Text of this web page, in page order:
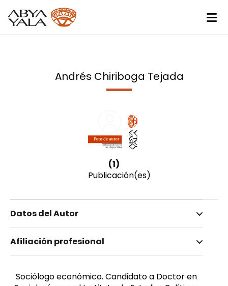
Andrés Chiriboga Tejada
(1)
Publicación(es)
Datos del Autor
Chiriboga Tejada, Andrés
Masculino
Afiliación profesional
Sociólogo económico. Candidato a Doctor en